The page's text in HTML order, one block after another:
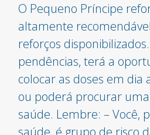
O Pequeno Príncipe
altamente
reforços
pendências, terá a
colocar as doses em dia
ou poderá procurar
saúde. Lembre: – Você,
saúde, é grupo de risco